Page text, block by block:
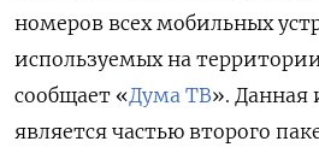
номеров всех мобильных
используемых на
сообщает «Дума ТВ». Данная
является частью второго